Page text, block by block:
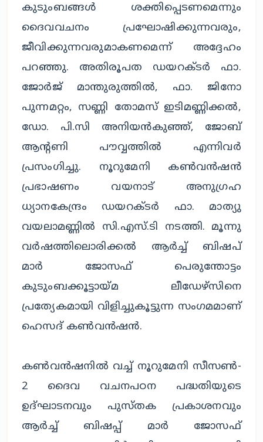
കുടുംബങ്ങള്‍ ശക്തിപ്പെടണമെന്നും
ദൈവവചനം പ്രഘോഷിക്കുന്നവരും,
ജീവിക്കുന്നവരുമാകണമെന്ന് അദ്ദേഹം
പറഞ്ഞു. അതിരൂപത ഡയറക്ടര്‍ ഫാ.
ജോര്‍ജ് മാന്തുരുത്തില്‍, ഫാ. ജിനോ
പുന്നമറ്റം, സണ്ണി തോമസ് ഇടിമണ്ണിക്കല്‍,
ഡോ. പി.സി അനിയന്‍കുഞ്ഞ്, ജോബ്
ആന്റണി പൗവ്വത്തില്‍ എന്നിവര്‍
പ്രസംഗിച്ചു. നൂറുമേനി കണ്‍വന്‍ഷന്‍
പ്രഭാഷണം വയനാട് അനുഗ്രഹ
ധ്യാനകേന്ദ്രം ഡയറക്ടര്‍ ഫാ. മാത്യു
വയലാമണ്ണില്‍ സി.എസ്.ടി നടത്തി. മൂന്നു
വര്‍ഷത്തിലൊരിക്കല്‍ ആര്‍ച്ച് ബിഷപ്
മാര്‍ ജോസഫ് പെരുന്തോട്ടം
കുടുംബക്കൂട്ടായ്മ ലീഡേഴ്‌സിനെ
പ്രത്യേകമായി വിളിച്ചുകൂട്ടുന്ന സംഗമമാണ്
ഹെസദ് കണ്‍വന്‍ഷന്‍.
കണ്‍വന്‍ഷനില്‍ വച്ച് നൂറുമേനി സീസണ്‍-
2 ദൈവ വചനപഠന പദ്ധതിയുടെ
ഉദ്ഘാടനവും പുസ്തക പ്രകാശനവും
ആര്‍ച്ച് ബിഷപ്പ് മാര്‍ ജോസഫ്